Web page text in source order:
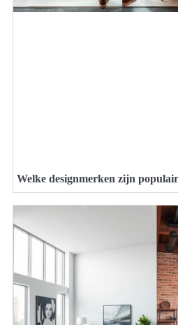
Welke designmerken zijn